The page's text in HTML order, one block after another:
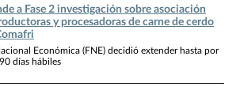
a Fase 2 investigación sobre asociación
y procesadoras de carne de cerdo
Económica (FNE) decidió extender hasta por
días hábiles